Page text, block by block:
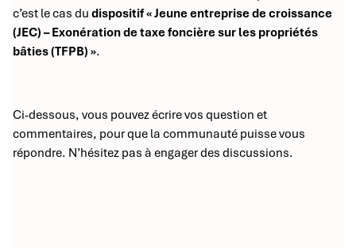
c’est le cas du dispositif « Jeune entreprise de croissance
(JEC) – Exonération de taxe foncière sur les propriétés
bâties (TFPB) ».
Ci-dessous, vous pouvez écrire vos question et
commentaires, pour que la communauté puisse vous
répondre. N’hésitez pas à engager des discussions.